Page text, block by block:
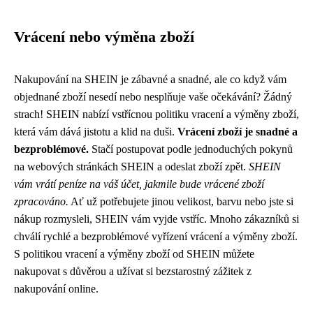
Vrácení nebo výměna zboží
Nakupování na SHEIN je zábavné a snadné, ale co když vám
objednané zboží nesedí nebo nesplňuje vaše očekávání? Žádný
strach! SHEIN nabízí vstřícnou politiku vracení a výměny zboží,
která vám dává jistotu a klid na duši. Vrácení zboží je snadné a
bezproblémové. Stačí postupovat podle jednoduchých pokynů
na webových stránkách SHEIN a odeslat zboží zpět. SHEIN
vám vrátí peníze na váš účet, jakmile bude vrácené zboží
zpracováno. Ať už potřebujete jinou velikost, barvu nebo jste si
nákup rozmysleli, SHEIN vám vyjde vstříc. Mnoho zákazníků si
chválí rychlé a bezproblémové vyřízení vrácení a výměny zboží.
S politikou vracení a výměny zboží od SHEIN můžete
nakupovat s důvěrou a užívat si bezstarostný zážitek z
nakupování online.